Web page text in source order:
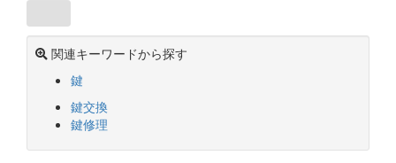
関連キーワードから探す
鍵
鍵交換
鍵修理